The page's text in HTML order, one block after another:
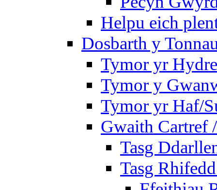
Helpu eich
Dosbarth y
Tymor yr
Tymor y
Tymor yr Haf/
Gwaith Cartref
Tasg
Tasg